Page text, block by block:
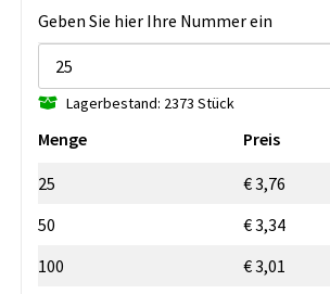
Lebensmittel
Themenpakete
Geben Sie hier Ihre Nummer ein
Lagerbestand: 2373 Stück
Menge Preis
25
€ 3,76
50
€ 3,34
100
€ 3,01